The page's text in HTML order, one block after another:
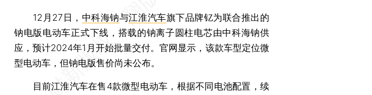
12月27日， 中科海钠与江淮汽车旗下品牌钇为联合推出的
钠电版电动车正式下线，搭载的钠离子圆柱电芯由中科海钠供
应，预计2024年1月开始批量交付。官网显示，该款车型定位微
型电动车，但钠电版售价尚未公布。
目前江淮汽车在售4款微型电动车，根据不同电池配置，续